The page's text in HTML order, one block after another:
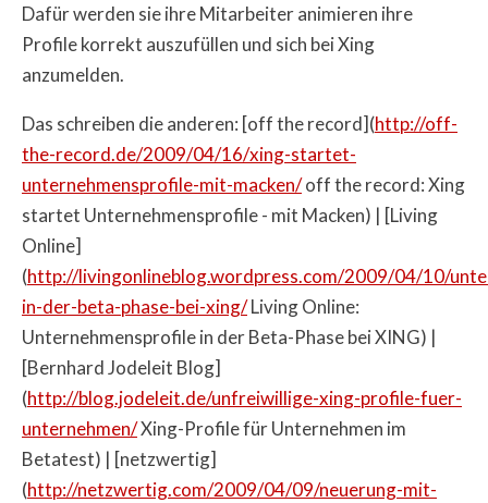
Dafür werden sie ihre Mitarbeiter animieren ihre
Profile korrekt auszufüllen und sich bei Xing
anzumelden.
Das schreiben die anderen: [off the record](http://off-
the-record.de/2009/04/16/xing-startet-
unternehmensprofile-mit-macken/off the record: Xing
startet Unternehmensprofile - mit Macken) | [Living
Online]
(http://livingonlineblog.wordpress.com/2009/04/10/
in-der-beta-phase-bei-xing/Living Online:
Unternehmensprofile in der Beta-Phase bei XING) |
[Bernhard Jodeleit Blog]
(http://blog.jodeleit.de/unfreiwillige-xing-profile-fuer-
unternehmen/Xing-Profile für Unternehmen im
Betatest) | [netzwertig]
(http://netzwertig.com/2009/04/09/neuerung-mit-